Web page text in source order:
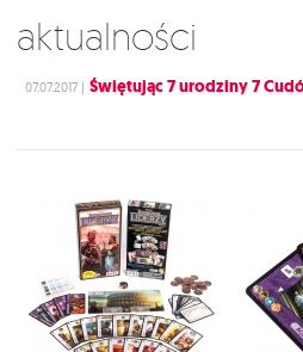
Aktualności
07.07.2017 | Świętując 7 urodziny 7